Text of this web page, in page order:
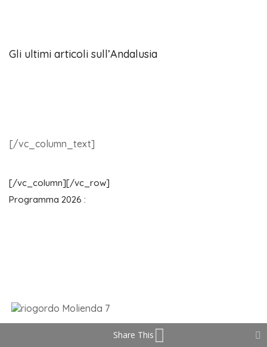
Gli ultimi articoli sull’Andalusia
[/vc_column_text]
[/vc_column][/vc_row]
Programma 2026 :
Share This